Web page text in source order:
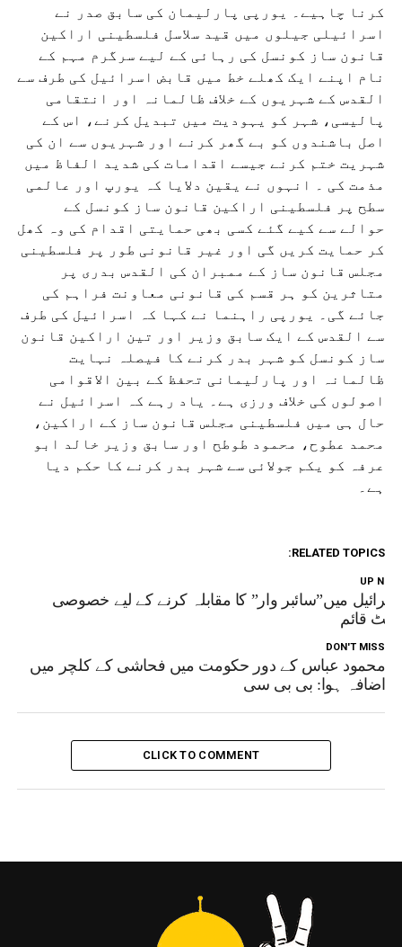
کرنا چاہیے۔ یورپی پارلیمان کی سابق صدر نے
اسرائیلی جیلوں میں قید سلاسل فلسطینی اراکین
قانون ساز کونسل کی رہائی کے لیے سرگرم مہم کے
نام اپنے ایک کھلے خط میں قابض اسرائیل کی طرف سے
القدس کے شہریوں کے خلاف ظالمانہ اور انتقامی
پالیسی، شہر کو یہودیت میں تبدیل کرنے، اس کے
اصل باشندوں کو بے گھر کرنے اور شہریوں سے ان کی
شہریت ختم کرنے جیسے اقدامات کی شدید الفاظ میں
مذمت کی ۔ انہوں نے یقین دلایا کہ یورپ اور عالمی
سطح پر فلسطینی اراکین قانون ساز کونسل کے
حوالے سے کیے گئے کسی بھی حمایتی اقدام کی وہ کھل
کر حمایت کریں گی اور غیر قانونی طور پر فلسطینی
مجلس قانون ساز کے ممبران کی القدس بدری پر
متاثرین کو ہر قسم کی قانونی معاونت فراہم کی
جائے گی۔ یورپی راہنما نے کہا کہ اسرائیل کی طرف
سے القدس کے ایک سابق وزیر اور تین اراکین قانون
ساز کونسل کو شہر بدر کرنے کا فیصلہ نہایت
ظالمانہ اور پارلیمانی تحفظ کے بین الاقوامی
اصولوں کی خلاف ورزی ہے۔ یاد رہے کہ اسرائیل نے
حال ہی میں فلسطینی مجلس قانون ساز کے اراکین،
محمد عطوح، محمود طوطح اور سابق وزیر خالد ابو
عرفہ کو یکم جولائی سے شہر بدر کرنے کا حکم دیا
ہے۔
RELATED TOPICS:
UP
میں”سائبر وار” کا مقابلہ کرنے کے لیے خصوصی
قائم
DON'T MISS
محمود عباس کے دور حکومت میں فحاشی کے کلچر میں
اضافہ ہوا: بی بی سی
CLICK TO COMMENT